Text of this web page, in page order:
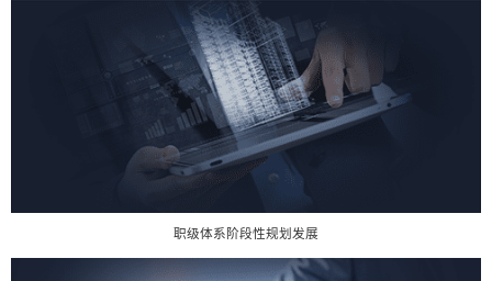
职级体系阶段性规划发展